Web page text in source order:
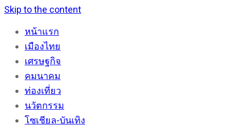
Skip to the content
หน้าแรก
เมืองไทย
เศรษฐกิจ
คมนาคม
ท่องเที่ยว
นวัตกรรม
โซเชียล-บันเทิง